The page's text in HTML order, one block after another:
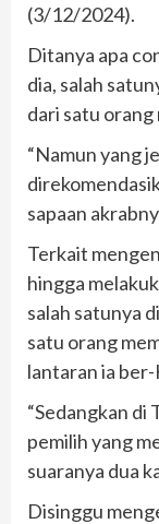
(3/12/2024).
Ditanya apa
dia, salah
dari satu orang
“Namun yang
sapaan
Terkait
hingga
salah satunya
satu orang
lantaran ia
“Sedangkan di
pemilih yang
suaranya dua
Disinggu